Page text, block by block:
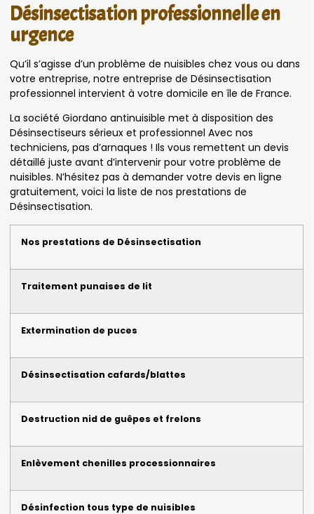
Désinsectisation professionnelle en
urgence
Qu’il s’agisse d’un problème de nuisibles chez vous ou dans
votre entreprise, notre entreprise de Désinsectisation
professionnel intervient à votre domicile en île de France.
La société Giordano antinuisible met à disposition des
Désinsectiseurs sérieux et professionnel Avec nos
techniciens, pas d’arnaques ! Ils vous remettent un devis
détaillé juste avant d’intervenir pour votre problème de
nuisibles. N’hésitez pas à demander votre devis en ligne
gratuitement, voici la liste de nos prestations de
Désinsectisation.
Nos prestations de Désinsectisation
Traitement punaises de lit
Extermination de puces
Désinsectisation cafards/blattes
Destruction nid de guêpes et frelons
Enlèvement chenilles processionnaires
Désinfection tous type de nuisibles